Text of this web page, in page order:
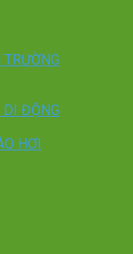
DI ĐỘNG
HƠI